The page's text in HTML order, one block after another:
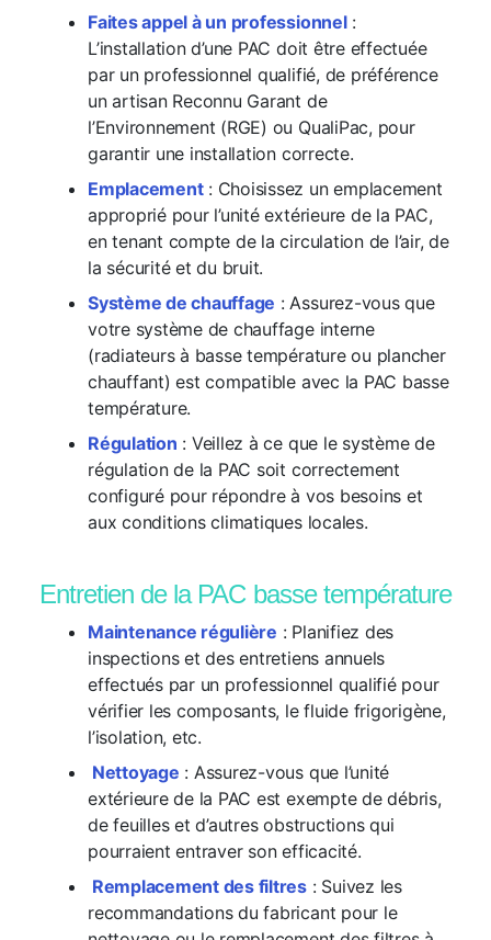
Faites appel à un professionnel:
L’installation d’une PAC doit être effectuée
par un professionnel qualifié, de préférence
un artisan Reconnu Garant de
l’Environnement (RGE) ou QualiPac, pour
garantir une installation correcte.
Emplacement: Choisissez un emplacement
approprié pour l’unité extérieure de la PAC,
en tenant compte de la circulation de l’air, de
la sécurité et du bruit.
Système de chauffage : Assurez-vous que
votre système de chauffage interne
(radiateurs à basse température ou plancher
chauffant) est compatible avec la PAC basse
température.
Régulation : Veillez à ce que le système de
régulation de la PAC soit correctement
configuré pour répondre à vos besoins et
aux conditions climatiques locales.
Entretien de la PAC basse température
Maintenance régulière : Planifiez des
inspections et des entretiens annuels
effectués par un professionnel qualifié pour
vérifier les composants, le fluide frigorigène,
l’isolation, etc.
Nettoyage : Assurez-vous que l’unité
extérieure de la PAC est exempte de débris,
de feuilles et d’autres obstructions qui
pourraient entraver son efficacité.
Remplacement des filtres : Suivez les
recommandations du fabricant pour le